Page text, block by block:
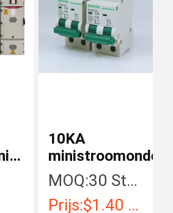
10KA
MOQ:30 Stuk/Stukken
Prijs:$1.40 - $16.43 / Piece